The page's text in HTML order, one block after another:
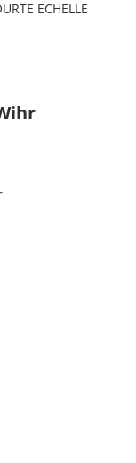
ECHELLE